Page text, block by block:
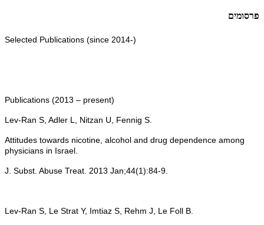
פרסומים
Selected Publications (since 2014-)
Publications (2013 – present)
Lev-Ran S, Adler L, Nitzan U, Fennig S.
Attitudes towards nicotine, alcohol and drug dependence among
physicians in Israel.
J. Subst. Abuse Treat. 2013 Jan;44(1):84-9.
Lev-Ran S, Le Strat Y, Imtiaz S, Rehm J, Le Foll B.